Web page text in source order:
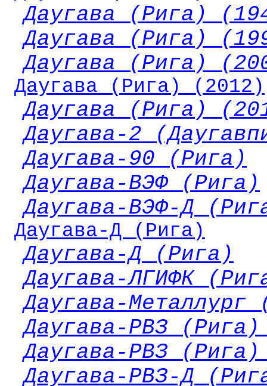
Даугава (Рига)
Даугава (Рига)
Даугава (Рига)
Даугава (Рига) (2012)
Даугава (Рига)
Даугава-2
Даугава-90 (Рига)
Даугава-ВЭФ (Рига)
Даугава-ВЭФ-Д
Даугава-Д (Рига)
Даугава-Д (Рига)
Даугава-ЛГИФК
Даугава-Металлург
Даугава-РВЗ
Даугава-РВЗ
Даугава-РВЗ-Д